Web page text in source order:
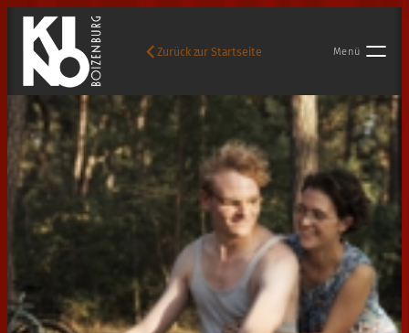
Zurück zur Startseite